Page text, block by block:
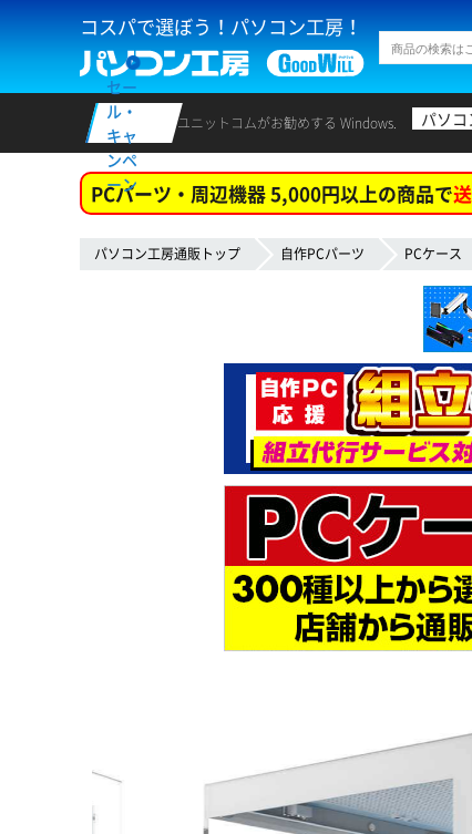
コスパで選ぼう！パソコン工房！
セー
ル・
キャ
ンペ
ーン
ユニットコムがお勧めする Windows. パソ
PCパーツ・周辺機器 5,000円以上の商品で
パソコン工房通販トップ 自作PCパーツ PCケース